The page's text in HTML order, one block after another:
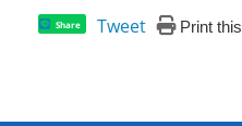
Share Tweet Print